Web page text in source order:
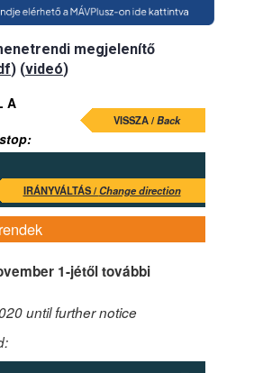
megjelenítő
) (videó)
A
VISSZA /Back
IRÁNYVÁLTÁS /Change direction
1-jétől további
until further notice